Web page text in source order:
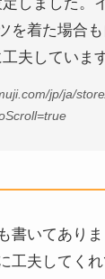
しました。
を着た場合
夫しています
jp/ja/
書いてあり
工夫してく